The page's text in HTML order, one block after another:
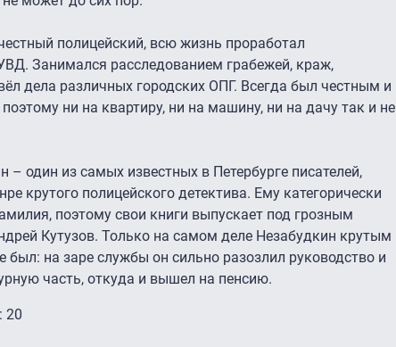
полицейский, всю жизнь проработал
Занимался расследованием грабежей, краж,
дела различных городских ОПГ. Всегда был честным и
ни на квартиру, ни на машину, ни на дачу так и не
– один из самых известных в Петербурге писателей,
крутого полицейского детектива. Ему категорически
поэтому свои книги выпускает под грозным
Кутузов. Только на самом деле Незабудкин крутым
был: на заре службы он сильно разозлил руководство и
часть, откуда и вышел на пенсию.
20